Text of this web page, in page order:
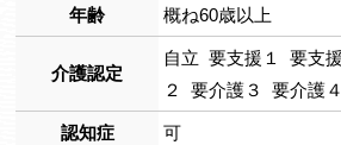
年齢 概ね60歳以上
介護認定
自立 要支援１ 要支
２ 要介護３ 要介護
認知症 可